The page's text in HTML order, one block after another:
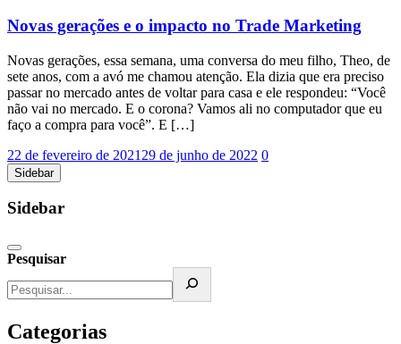
Novas gerações e o impacto no Trade Marketing
Novas gerações, essa semana, uma conversa do meu filho, Theo, de
sete anos, com a avó me chamou atenção. Ela dizia que era preciso
passar no mercado antes de voltar para casa e ele respondeu: “Você
não vai no mercado. E o corona? Vamos ali no computador que eu
faço a compra para você”. E […]
22 de fevereiro de 2021 29 de junho de 2022 0
Sidebar
Sidebar
Pesquisar
Categorias